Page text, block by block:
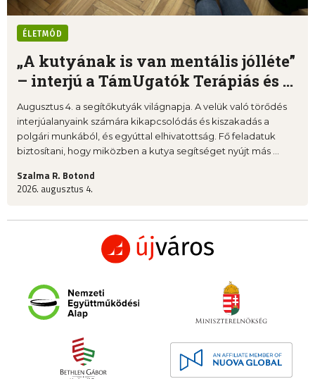
ÉLETMÓD
„A kutyának is van mentális jólléte”
– interjú a TámUgatók Terápiás és ...
Augusztus 4. a segítőkutyák világnapja. A velük való törődés
interjúalanyaink számára kikapcsolódás és kiszakadás a
polgári munkából, és egyúttal elhivatottság. Fő feladatuk
biztosítani, hogy miközben a kutya segítséget nyújt más ...
Szalma R. Botond
2026. augusztus 4.